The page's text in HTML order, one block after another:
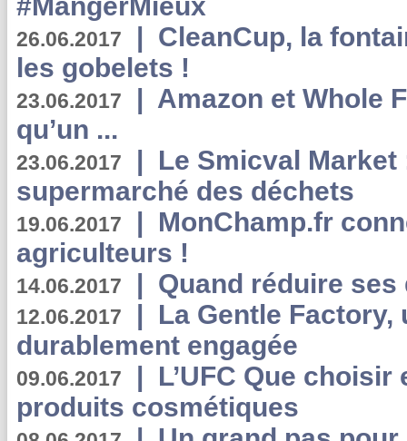
26.06.2017 | CleanCup, la
les gobelets !
23.06.2017 | Amazon et Whole
qu’un ...
23.06.2017 | Le Smicval
supermarché des déchets
19.06.2017 | MonChamp.fr
agriculteurs !
14.06.2017 | Quand réduire
12.06.2017 | La Gentle
durablement engagée
09.06.2017 | L’UFC Que
produits cosmétiques